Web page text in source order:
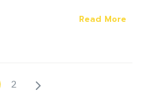
Read More
2